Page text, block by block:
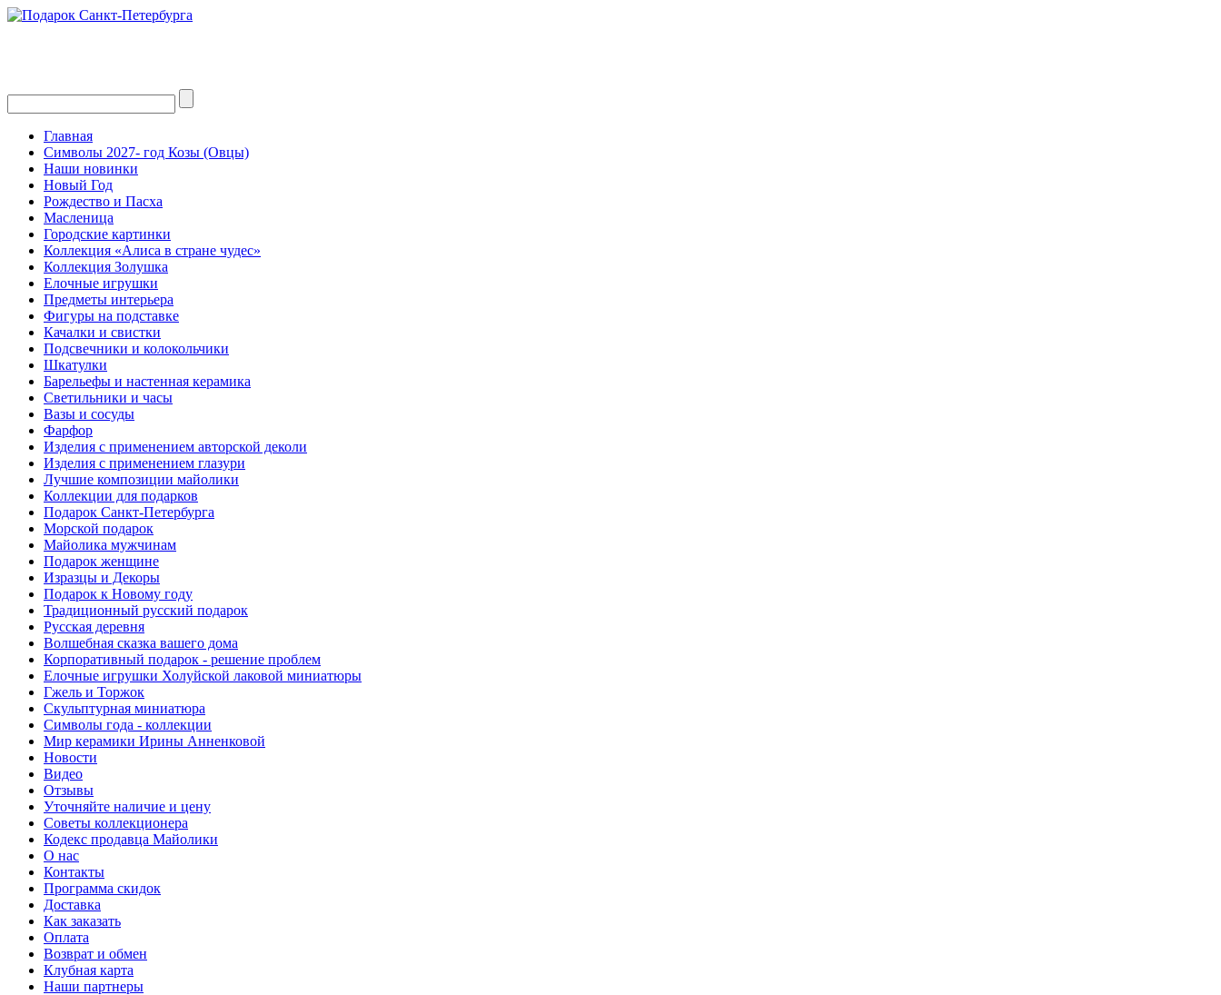
Главная
Символы 2027- год Козы (Овцы)
Наши новинки
Новый Год
Рождество и Пасха
Масленица
Городские картинки
Коллекция «Алиса в стране чудес»
Коллекция Золушка
Елочные игрушки
Предметы интерьера
Фигуры на подставке
Качалки и свистки
Подсвечники и колокольчики
Шкатулки
Барельефы и настенная керамика
Светильники и часы
Вазы и сосуды
Фарфор
Изделия с применением авторской деколи
Изделия с применением глазури
Лучшие композиции майолики
Коллекции для подарков
Подарок Санкт-Петербурга
Морской подарок
Майолика мужчинам
Подарок женщине
Изразцы и Декоры
Подарок к Новому году
Традиционный русский подарок
Русская деревня
Волшебная сказка вашего дома
Корпоративный подарок - решение проблем
Елочные игрушки Холуйской лаковой миниатюры
Гжель и Торжок
Скульптурная миниатюра
Символы года - коллекции
Мир керамики Ирины Анненковой
Новости
Видео
Отзывы
Уточняйте наличие и цену
Советы коллекционера
Кодекс продавца Майолики
О нас
Контакты
Программа скидок
Доставка
Как заказать
Оплата
Возврат и обмен
Клубная карта
Наши партнеры